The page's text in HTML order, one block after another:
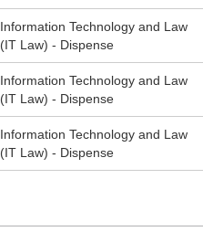
Information Technology and Law
(IT Law) - Dispense
Information Technology and Law
(IT Law) - Dispense
Information Technology and Law
(IT Law) - Dispense